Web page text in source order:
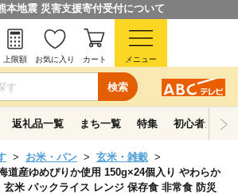
本地震 災害支援寄付受付について
検索
上限額 お気に入り カート メニュー
返礼品一覧 まち一覧 特集 初心者ガイド
お米・パン
玄米・雑穀
道産ゆめぴりか使用 150g×24個入り やわらか
玄米 パックライス レンジ 保存食 非常食 防災